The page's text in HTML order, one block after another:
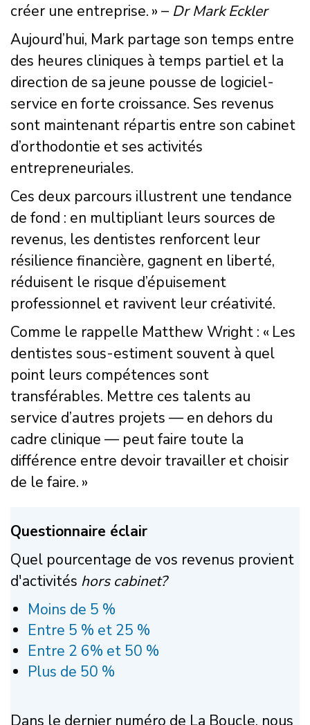
créer une entreprise. » – Dr Mark Eckler
Aujourd’hui, Mark partage son temps entre
des heures cliniques à temps partiel et la
direction de sa jeune pousse de logiciel-
service en forte croissance. Ses revenus
sont maintenant répartis entre son cabinet
d’orthodontie et ses activités
entrepreneuriales.
Ces deux parcours illustrent une tendance
de fond : en multipliant leurs sources de
revenus, les dentistes renforcent leur
résilience financière, gagnent en liberté,
réduisent le risque d’épuisement
professionnel et ravivent leur créativité.
Comme le rappelle Matthew Wright : « Les
dentistes sous-estiment souvent à quel
point leurs compétences sont
transférables. Mettre ces talents au
service d’autres projets — en dehors du
cadre clinique — peut faire toute la
différence entre devoir travailler et choisir
de le faire. »
Questionnaire éclair
Quel pourcentage de vos revenus provient
d'activités hors cabinet?
Moins de 5 %
Entre 5 % et 25 %
Entre 2 6% et 50 %
Plus de 50 %
Dans le dernier numéro de La Boucle, nous